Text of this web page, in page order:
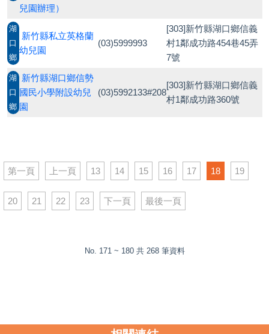
兒園辦理）
湖
口
鄉
新竹縣私立英格蘭
幼兒園
(03)5999993
[303]新竹縣湖口鄉信義
村1鄰成功路454巷45弄
7號
湖
口
鄉
新竹縣湖口鄉信勢
國民小學附設幼兒
園
(03)5992133#208
[303]新竹縣湖口鄉信義
村1鄰成功路360號
第一頁 上一頁 13 14 15 16 17 18 19
20 21 22 23 下一頁 最後一頁
No. 171 ~ 180 共 268 筆資料